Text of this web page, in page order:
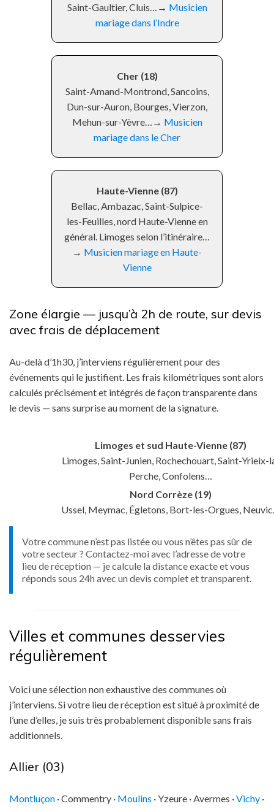
Saint-Gaultier, Cluis…→ Musicien
mariage dans l’Indre
Cher (18)
Saint-Amand-Montrond, Sancoins,
Dun-sur-Auron, Bourges, Vierzon,
Mehun-sur-Yèvre…→ Musicien
mariage dans le Cher
Haute-Vienne (87)
Bellac, Ambazac, Saint-Sulpice-
les-Feuilles, nord Haute-Vienne en
général. Limoges selon l’itinéraire…
→ Musicien mariage en Haute-
Vienne
Zone élargie — jusqu’à 2h de route, sur devis
avec frais de déplacement
Au-delà d’1h30, j’interviens régulièrement pour des
événements qui le justifient. Les frais kilométriques sont alors
calculés précisément et intégrés de façon transparente dans
le devis — sans surprise au moment de la signature.
Limoges et sud Haute-Vienne (87)
Limoges, Saint-Junien, Rochechouart, Saint-Yrieix-
Perche, Confolens…
Nord Corrèze (19)
Ussel, Meymac, Égletons, Bort-les-Orgues,
Votre commune n’est pas listée ou vous n’êtes pas sûr de
votre secteur ? Contactez-moi avec l’adresse de votre
lieu de réception — je calcule la distance exacte et vous
réponds sous 24h avec un devis complet et transparent.
Villes et communes desservies
régulièrement
Voici une sélection non exhaustive des communes où
j’interviens. Si votre lieu de réception est situé à proximité de
l’une d’elles, je suis très probablement disponible sans frais
additionnels.
Allier (03)
Montluçon · Commentry · Moulins · Yzeure · Avermes ·Vichy ·